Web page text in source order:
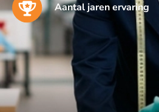
Aantal jaren ervaring